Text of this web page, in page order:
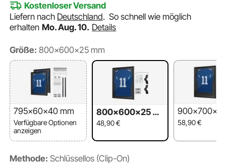
Kostenloser Versand
Liefern nach Deutschland.So schnell wie möglich
erhalten Mo. Aug. 10. Details
Größe: 800x600x25 mm
795x60x40 mm
Verfügbare Optionen
anzeigen
800x600x25 m
m
48,90€ 58,90€
Methode: Schlüssellos (Clip-On)